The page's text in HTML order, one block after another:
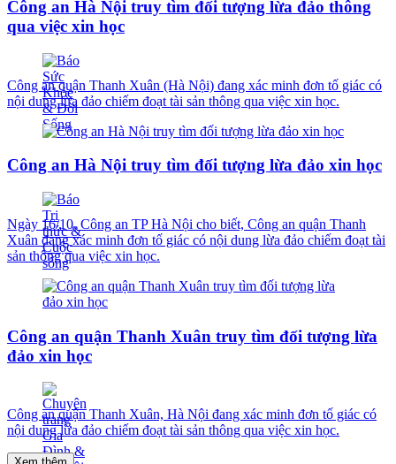
Công an Hà Nội truy tìm đối tượng lừa đảo thông
qua việc xin học
Công an quận Thanh Xuân (Hà Nội) đang xác minh đơn tố giác có
nội dung lừa đảo chiếm đoạt tài sản thông qua việc xin học.
Công an Hà Nội truy tìm đối tượng lừa đảo xin học
Ngày 16/10, Công an TP Hà Nội cho biết, Công an quận Thanh
Xuân đang xác minh đơn tố giác có nội dung lừa đảo chiếm đoạt tài
sản thông qua việc xin học.
Công an quận Thanh Xuân truy tìm đối tượng lừa
đảo xin học
Công an quận Thanh Xuân, Hà Nội đang xác minh đơn tố giác có
nội dung lừa đảo chiếm đoạt tài sản thông qua việc xin học.